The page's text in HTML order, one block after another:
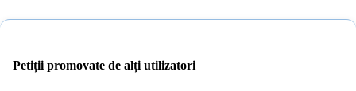
Petiții promovate de alți utilizatori